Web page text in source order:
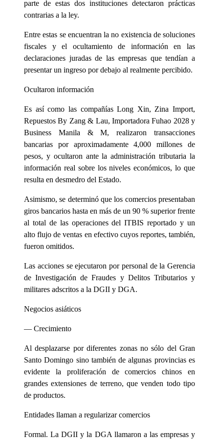
parte de estas dos instituciones detectaron prácticas
contrarias a la ley.
Entre estas se encuentran la no existencia de soluciones
fiscales y el ocultamiento de información en las
declaraciones juradas de las empresas que tendían a
presentar un ingreso por debajo al realmente percibido.
Ocultaron información
Es así como las compañías Long Xin, Zina Import,
Repuestos By Zang & Lau, Importadora Fuhao 2028 y
Business Manila & M, realizaron transacciones
bancarias por aproximadamente 4,000 millones de
pesos, y ocultaron ante la administración tributaria la
información real sobre los niveles económicos, lo que
resulta en desmedro del Estado.
Asimismo, se determinó que los comercios presentaban
giros bancarios hasta en más de un 90 % superior frente
al total de las operaciones del ITBIS reportado y un
alto flujo de ventas en efectivo cuyos reportes, también,
fueron omitidos.
Las acciones se ejecutaron por personal de la Gerencia
de Investigación de Fraudes y Delitos Tributarios y
militares adscritos a la DGII y DGA.
Negocios asiáticos
— Crecimiento
Al desplazarse por diferentes zonas no sólo del Gran
Santo Domingo sino también de algunas provincias es
evidente la proliferación de comercios chinos en
grandes extensiones de terreno, que venden todo tipo
de productos.
Entidades llaman a regularizar comercios
Formal. La DGII y la DGA llamaron a las empresas y